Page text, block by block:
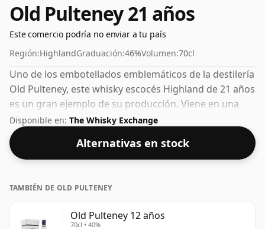
Old Pulteney 21 años
Este comercio podría no enviar a tu país
Región:HighlandGraduación:46%Volumen:70cl
Uno de los embotellados emblemáticos de la destilería
Old Pulteney, este whisky escocés Highland de 21 años
es un gran ejemplo de su producción. Viene en una
botella normal de 70 cl y se embotella con un ABV
saludable del 46%.
Disponible en: The Whisky Exchange
Alternativas en stock
TAMBIÉN DE OLD PULTENEY
Old Pulteney 12 años
70cl • 40%